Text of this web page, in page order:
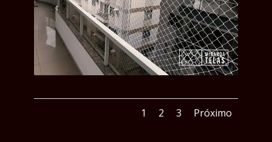
1 2 3 Próximo